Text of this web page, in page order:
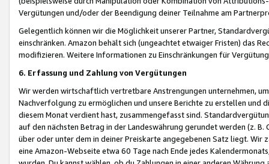
Vergütungen und/oder der Beendigung deiner Teilnahme am
Gelegentlich können wir die Möglichkeit unserer Partner,
einschränken. Amazon behält sich (ungeachtet etwaiger Fristen) das
modifizieren. Weitere Informationen zu Einschränkungen für
6. Erfassung und Zahlung von Vergütungen
Wir werden wirtschaftlich vertretbare Anstrengungen unternehmen,
Nachverfolgung zu ermöglichen und unsere Berichte zu erstellen und
diesem Monat verdient hast, zusammengefasst sind.
auf den nächsten Betrag in der Landeswährung gerundet werden (z.
über oder unter dem in deiner Preiskarte angegebenen Satz liegt.
eine Amazon-Webseite etwa 60 Tage nach Ende jedes